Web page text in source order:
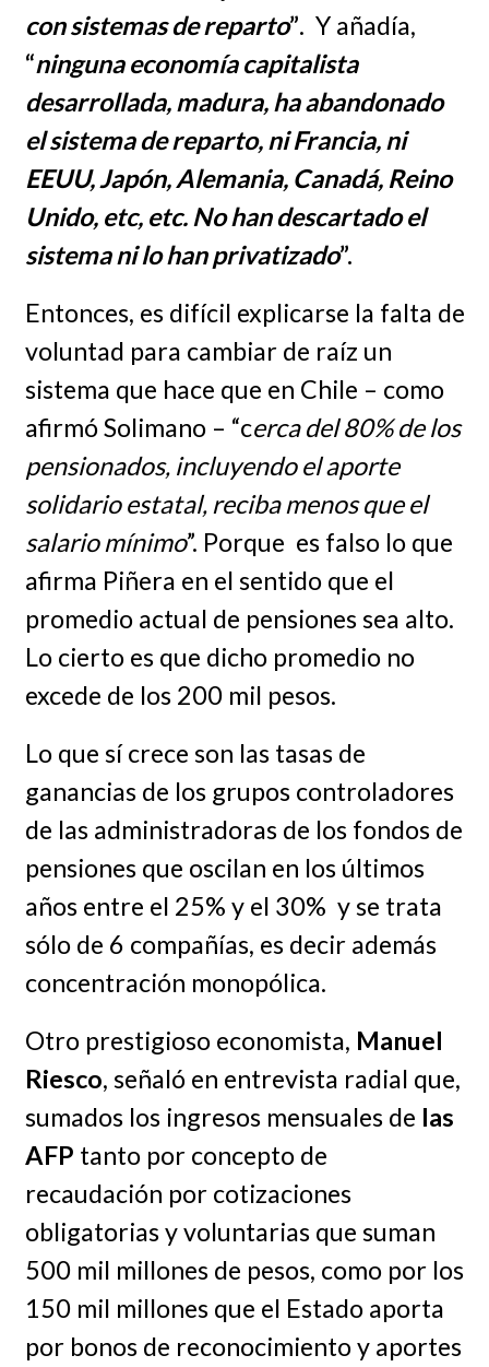
con sistemas de reparto”. Y añadía,
“ninguna economía capitalista
desarrollada, madura, ha abandonado
el sistema de reparto, ni Francia, ni
EEUU, Japón, Alemania, Canadá, Reino
Unido, etc, etc. No han descartado el
sistema ni lo han privatizado”.
Entonces, es difícil explicarse la falta de
voluntad para cambiar de raíz un
sistema que hace que en Chile – como
afirmó Solimano – “cerca del 80% de los
pensionados, incluyendo el aporte
solidario estatal, reciba menos que el
salario mínimo”. Porque es falso lo que
afirma Piñera en el sentido que el
promedio actual de pensiones sea alto.
Lo cierto es que dicho promedio no
excede de los 200 mil pesos.
Lo que sí crece son las tasas de
ganancias de los grupos controladores
de las administradoras de los fondos de
pensiones que oscilan en los últimos
años entre el 25% y el 30% y se trata
sólo de 6 compañías, es decir además
concentración monopólica.
Otro prestigioso economista, Manuel
Riesco, señaló en entrevista radial que,
sumados los ingresos mensuales de las
AFP tanto por concepto de
recaudación por cotizaciones
obligatorias y voluntarias que suman
500 mil millones de pesos, como por los
150 mil millones que el Estado aporta
por bonos de reconocimiento y aportes